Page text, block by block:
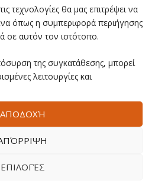
τεχνολογίες θα μας επιτρέψει να
όπως η συμπεριφορά περιήγησης
σε αυτόν τον ιστότοπο.
της συγκατάθεσης, μπορεί
λειτουργίες και
ΑΠΟΔΟΧΉ
ΕΠΙΛΟΓΈΣ